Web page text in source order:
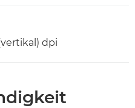
dpi